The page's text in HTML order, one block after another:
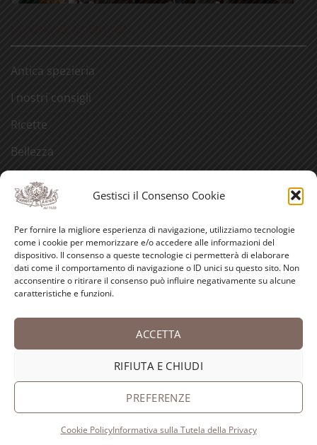
Gestisci il Consenso Cookie
Per fornire la migliore esperienza di navigazione, utilizziamo tecnologie
come i cookie per memorizzare e/o accedere alle informazioni del
dispositivo. Il consenso a queste tecnologie ci permetterà di elaborare
dati come il comportamento di navigazione o ID unici su questo sito. Non
acconsentire o ritirare il consenso può influire negativamente su alcune
caratteristiche e funzioni.
ACCETTA
RIFIUTA E CHIUDI
PREFERENZE
Cookie PolicyInformativa sulla Tutela della Privacy
Antica spezieria
I nostri consigli
Ricette
Bellezza
Aforismi
Eventi
Video
Curiosità
Express
Antica Farmacia-Erboristeria Sant'Anna